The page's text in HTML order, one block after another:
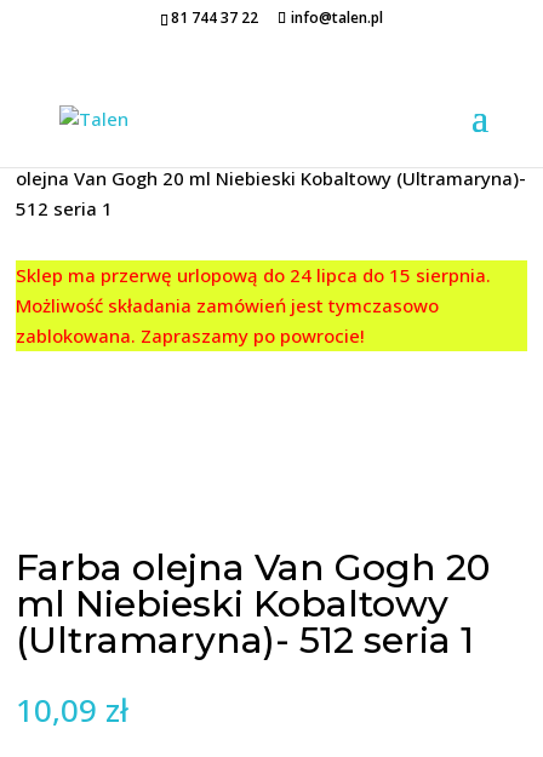
81 744 37 22 info@talen.pl
olejna Van Gogh 20 ml Niebieski Kobaltowy (Ultramaryna)-
512 seria 1
Sklep ma przerwę urlopową do 24 lipca do 15 sierpnia.
Możliwość składania zamówień jest tymczasowo
zablokowana. Zapraszamy po powrocie!
Farba olejna Van Gogh 20
ml Niebieski Kobaltowy
(Ultramaryna)- 512 seria 1
10,09 zł